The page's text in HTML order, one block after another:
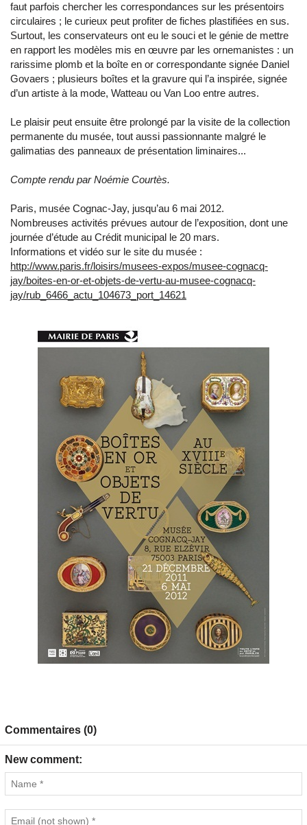
faut parfois chercher les correspondances sur les présentoirs
circulaires ; le curieux peut profiter de fiches plastifiées en sus.
Surtout, les conservateurs ont eu le souci et le génie de mettre
en rapport les modèles mis en œuvre par les ornemanistes : un
rarissime plomb et la boîte en or correspondante signée Daniel
Govaers ; plusieurs boîtes et la gravure qui l’a inspirée, signée
d’un artiste à la mode, Watteau ou Van Loo entre autres.
Le plaisir peut ensuite être prolongé par la visite de la collection
permanente du musée, tout aussi passionnante malgré le
galimatias des panneaux de présentation liminaires...
Compte rendu par Noémie Courtès.
Paris, musée Cognac-Jay, jusqu’au 6 mai 2012.
Nombreuses activités prévues autour de l’exposition, dont une
journée d’étude au Crédit municipal le 20 mars.
Informations et vidéo sur le site du musée :
http://www.paris.fr/loisirs/musees-expos/musee-cognacq-
jay/boites-en-or-et-objets-de-vertu-au-musee-cognacq-
jay/rub_6466_actu_104673_port_14621
Commentaires (0)
New comment: